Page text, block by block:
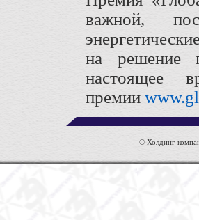
важной,
на решение
настоящее
премии
© Холдинг